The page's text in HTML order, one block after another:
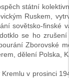
státní
Ruskem,
sovětsko-finské
se ho
Zborovské
dělení Polska,
v prosinci